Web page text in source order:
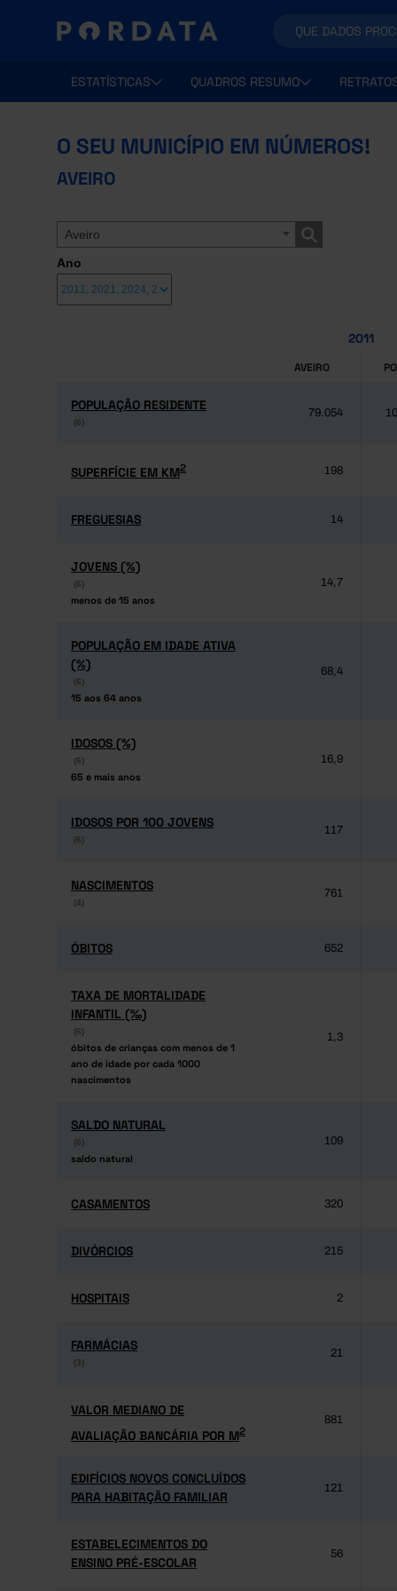
ESTATÍSTICAS QUADROS RESUMO
O SEU MUNICÍPIO EM NÚMEROS!
AVEIRO
Aveiro
Ano
2011
AVEIRO
POPULAÇÃO RESIDENTE
(6)
POPULAÇÃO RESIDENTE
(6)
79.054
SUPERFÍCIE EM KM2
SUPERFÍCIE EM KM2 198
FREGUESIAS
FREGUESIAS 14
JOVENS (%)
(6)
menos de 15 anos
JOVENS (%)
(6)
menos de 15 anos
14,7
POPULAÇÃO EM IDADE ATIVA
(%)
(6)
15 aos 64 anos
POPULAÇÃO EM IDADE ATIVA
(%)
(6)
15 aos 64 anos
68,4
IDOSOS (%)
(6)
65 e mais anos
IDOSOS (%)
(6)
65 e mais anos
16,9
IDOSOS POR 100 JOVENS
(6)
IDOSOS POR 100 JOVENS
(6)
117
NASCIMENTOS
(4)
NASCIMENTOS
(4)
761
ÓBITOS
ÓBITOS 652
TAXA DE MORTALIDADE
INFANTIL (‰)
(6)
óbitos de crianças com menos de 1
ano de idade por cada 1000
nascimentos
TAXA DE MORTALIDADE
INFANTIL (‰)
(6)
óbitos de crianças com menos de 1
ano de idade por cada 1000
nascimentos
1,3
SALDO NATURAL
(6)
saldo natural
SALDO NATURAL
(6)
saldo natural
109
CASAMENTOS
CASAMENTOS 320
DIVÓRCIOS
DIVÓRCIOS 215
HOSPITAIS
HOSPITAIS 2
FARMÁCIAS
(3)
FARMÁCIAS
(3)
21
VALOR MEDIANO DE
AVALIAÇÃO BANCÁRIA POR M2
VALOR MEDIANO DE
AVALIAÇÃO BANCÁRIA POR M2
881
EDIFÍCIOS NOVOS CONCLUÍDOS
PARA HABITAÇÃO FAMILIAR
EDIFÍCIOS NOVOS CONCLUÍDOS
PARA HABITAÇÃO FAMILIAR
121
ESTABELECIMENTOS DO
ENSINO PRÉ-ESCOLAR
ESTABELECIMENTOS DO
ENSINO PRÉ-ESCOLAR
56